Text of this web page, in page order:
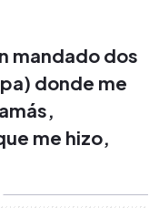
mandado dos
donde me
me hizo,